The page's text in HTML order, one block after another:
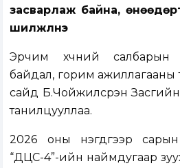
засварлаж байна,
шилжүүлнэ
Эрчим хүчний салбарын
байдал, горим ажиллагааны
сайд Б.Чойжилсүрэн
танилцууллаа.
2026 оны нэгдүгээр
“ДЦС-4”-ийн наймдугаар